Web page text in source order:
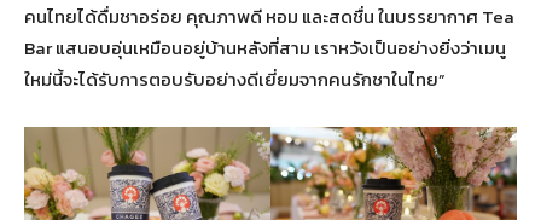
คนไทยได้ดื่มชาอร่อย คุณภาพดี หอม และสดชื่น ในบรรยากาศ Tea
Bar แสนอบอุ่นเหมือนอยู่บ้านหลังที่สาม เราหวังเป็นอย่างยิ่งว่าเมนู
ใหม่นี้จะได้รับการตอบรับอย่างดีเยี่ยมจากคนรักชาในไทย”